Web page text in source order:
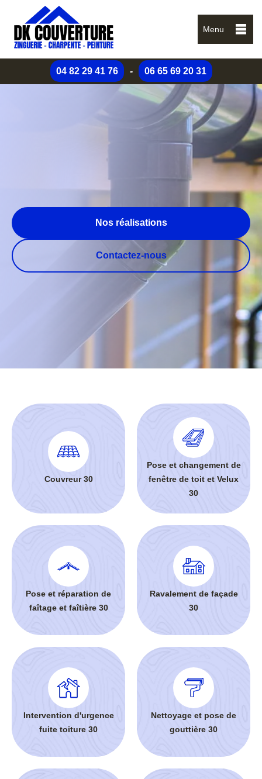
Menu
04 82 29 41 76 - 06 65 69 20 31
Nos réalisations
Contactez-nous
Couvreur 30
Pose et changement de
fenêtre de toit et Velux
30
Pose et réparation de
faîtage et faîtière 30
Ravalement de façade
30
Intervention d'urgence
fuite toiture 30
Nettoyage et pose de
gouttière 30